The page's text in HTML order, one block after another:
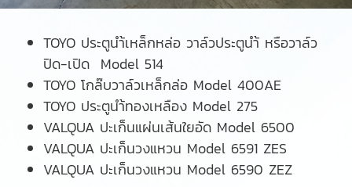
TOYO ประตูนำ้เหล็กหล่อ วาล์วประตูนำ้ หรือวาล์ว
ปิด-เปิด Model 514
TOYO โกล๊บวาล์วเหล็กล่อ Model 400AE
TOYO ประตูนำ้ทองเหลือง Model 275
VALQUA ปะเก็นแผ่นเส้นใยอัด Model 6500
VALQUA ปะเก็นวงแหวน Model 6591 ZES
VALQUA ปะเก็นวงแหวน Model 6590 ZEZ